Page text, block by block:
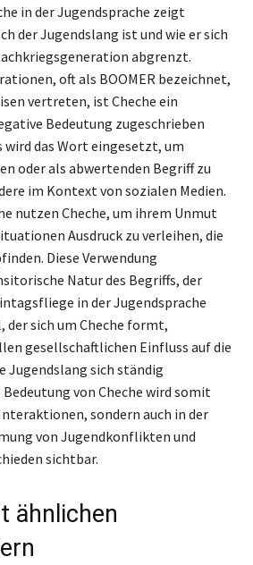
in der Jugendsprache zeigt
der Jugendslang ist und wie er sich
abgrenzt.
oft als BOOMER bezeichnet,
vertreten, ist Cheche ein
Bedeutung zugeschrieben
wird das Wort eingesetzt, um
oder als abwertenden Begriff zu
im Kontext von sozialen Medien.
nutzen Cheche, um ihrem Unmut
Ausdruck zu verleihen, die
Diese Verwendung
Natur des Begriffs, der
in der Jugendsprache
der sich um Cheche formt,
gesellschaftlichen Einfluss auf die
Jugendslang sich ständig
von Cheche wird somit
sondern auch in der
von Jugendkonflikten und
sichtbar.
ähnlichen